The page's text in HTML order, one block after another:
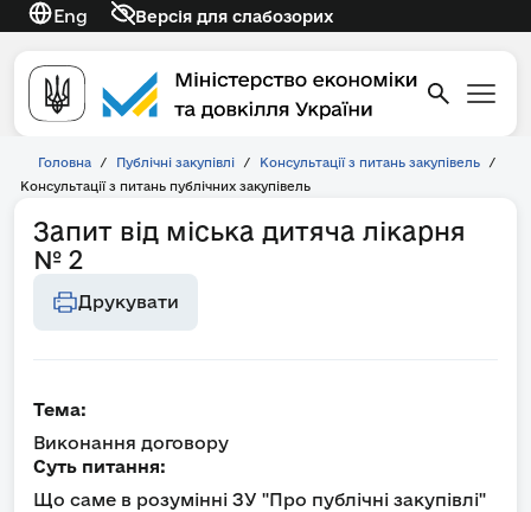
Eng Версія для слабозорих
Головна / Публічні закупівлі / Консультації з питань закупівель
/
Консультації з питань публічних закупівель
Запит від міська дитяча лікарня
№ 2
Друкувати
Тема:
Виконання договору
Суть питання:
Що саме в розумінні ЗУ "Про публічні закупівлі"